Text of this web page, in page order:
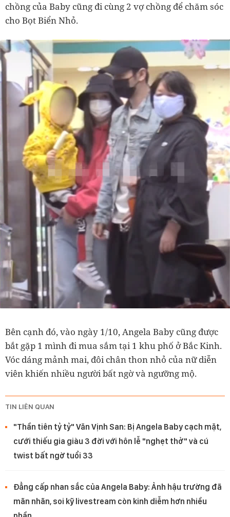
chồng của Baby cũng đi cùng 2 vợ chồng để chăm sóc
cho Bọt Biển Nhỏ.
Bên cạnh đó, vào ngày 1/10, Angela Baby cũng được
bắt gặp 1 mình đi mua sắm tại 1 khu phố ở Bắc Kinh.
Vóc dáng mảnh mai, đôi chân thon nhỏ của nữ diễn
viên khiến nhiều người bất ngờ và ngưỡng mộ.
TIN LIÊN QUAN
"Thần tiên tỷ tỷ" Văn Vịnh San: Bị Angela Baby cạch mặt,
cưới thiếu gia giàu 3 đời với hôn lễ "nghẹt thở" và cú
twist bất ngờ tuổi 33
Đẳng cấp nhan sắc của Angela Baby: Ảnh hậu trường đã
mãn nhãn, soi kỹ livestream còn kinh diễm hơn nhiều